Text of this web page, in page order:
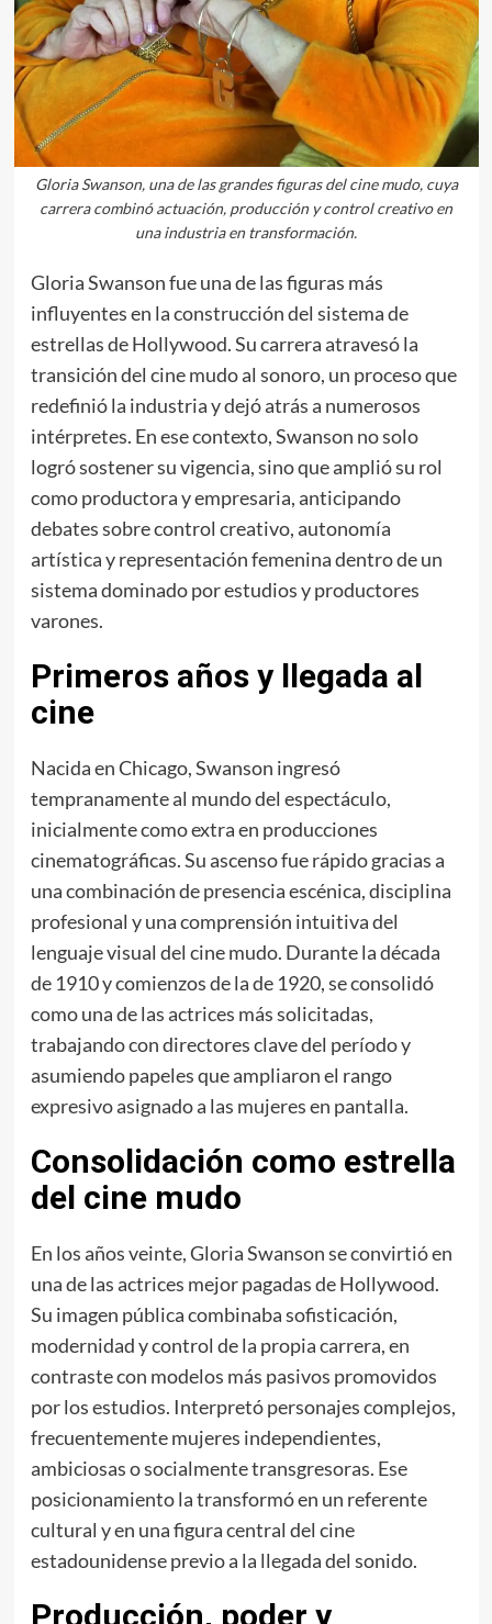
Gloria Swanson, una de las grandes figuras del cine mudo, cuya
carrera combinó actuación, producción y control creativo en
una industria en transformación.
Gloria Swanson fue una de las figuras más
influyentes en la construcción del sistema de
estrellas de Hollywood. Su carrera atravesó la
transición del cine mudo al sonoro, un proceso que
redefinió la industria y dejó atrás a numerosos
intérpretes. En ese contexto, Swanson no solo
logró sostener su vigencia, sino que amplió su rol
como productora y empresaria, anticipando
debates sobre control creativo, autonomía
artística y representación femenina dentro de un
sistema dominado por estudios y productores
varones.
Primeros años y llegada al
cine
Nacida en Chicago, Swanson ingresó
tempranamente al mundo del espectáculo,
inicialmente como extra en producciones
cinematográficas. Su ascenso fue rápido gracias a
una combinación de presencia escénica, disciplina
profesional y una comprensión intuitiva del
lenguaje visual del cine mudo. Durante la década
de 1910 y comienzos de la de 1920, se consolidó
como una de las actrices más solicitadas,
trabajando con directores clave del período y
asumiendo papeles que ampliaron el rango
expresivo asignado a las mujeres en pantalla.
Consolidación como estrella
del cine mudo
En los años veinte, Gloria Swanson se convirtió en
una de las actrices mejor pagadas de Hollywood.
Su imagen pública combinaba sofisticación,
modernidad y control de la propia carrera, en
contraste con modelos más pasivos promovidos
por los estudios. Interpretó personajes complejos,
frecuentemente mujeres independientes,
ambiciosas o socialmente transgresoras. Ese
posicionamiento la transformó en un referente
cultural y en una figura central del cine
estadounidense previo a la llegada del sonido.
Producción, poder y